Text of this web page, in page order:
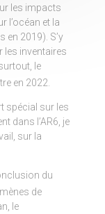
les impacts
l’océan et la
en 2019). S’y
les inventaires
le
en 2022.
spécial sur les
dans l’AR6, je
sur la
du
de
le